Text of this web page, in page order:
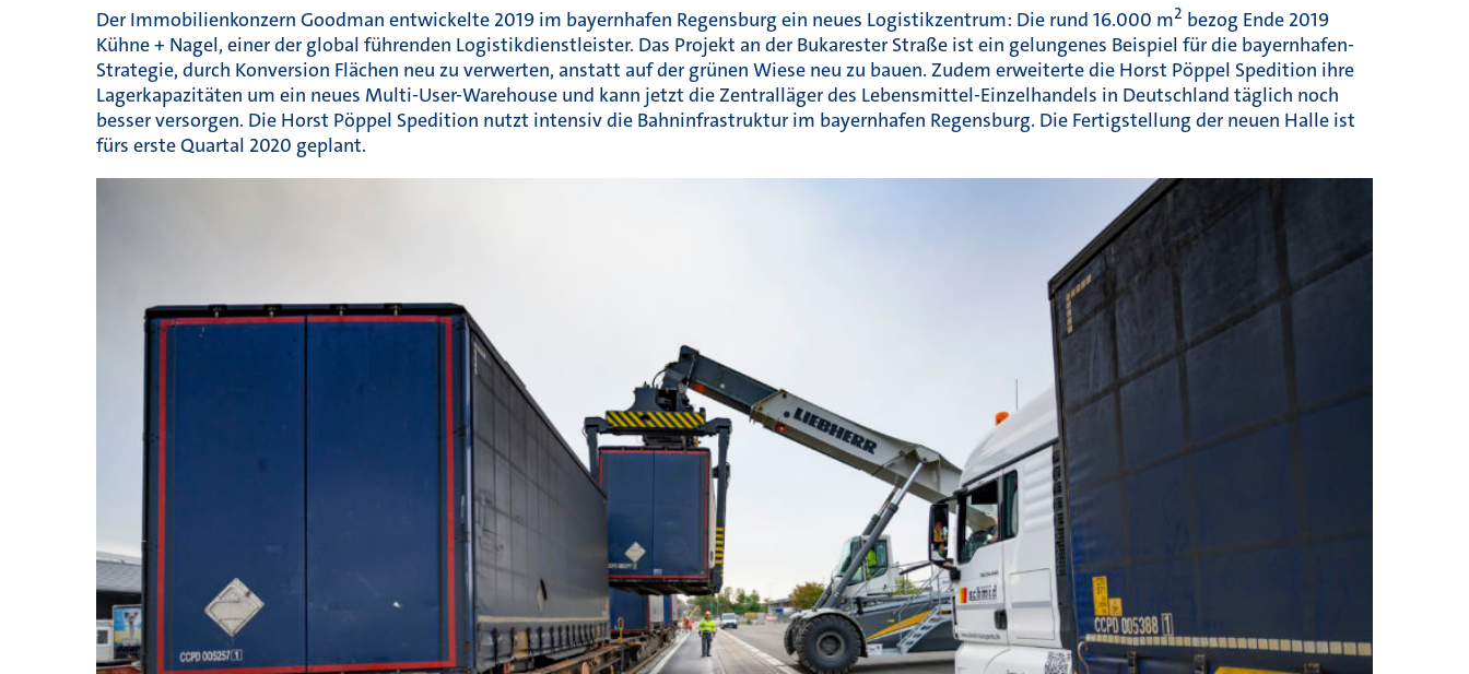
Der Immobilienkonzern Goodman entwickelte 2019 im bayernhafen Regensburg ein neues Logistikzentrum: Die rund 16.000 m2 bezog Ende 2019
Kühne + Nagel, einer der global führenden Logistikdienstleister. Das Projekt an der Bukarester Straße ist ein gelungenes Beispiel für die bayernhafen-
Strategie, durch Konversion Flächen neu zu verwerten, anstatt auf der grünen Wiese neu zu bauen. Zudem erweiterte die Horst Pöppel Spedition ihre
Lagerkapazitäten um ein neues Multi-User-Warehouse und kann jetzt die Zentralläger des Lebensmittel-Einzelhandels in Deutschland täglich noch
besser versorgen. Die Horst Pöppel Spedition nutzt intensiv die Bahninfrastruktur im bayernhafen Regensburg. Die Fertigstellung der neuen Halle ist
fürs erste Quartal 2020 geplant.